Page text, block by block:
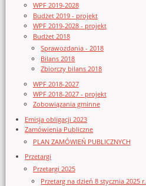
WPF 2019-2028
Budżet 2019 - projekt
WPF 2019-2028 - projekt
Budżet 2018
Sprawozdania - 2018
Bilans 2018
Zbiorczy bilans 2018
WPF 2018-2027
WPF 2018-2027 - projekt
Zobowiązania gminne
Emisja obligacji 2023
Zamówienia Publiczne
PLAN ZAMÓWIEŃ PUBLICZNYCH
Przetargi
Przetargi 2025
Przetarg na dzień 8 stycznia 2025 r.